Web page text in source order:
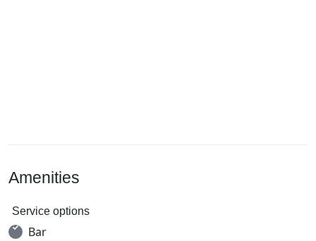
Amenities
Service options
Bar